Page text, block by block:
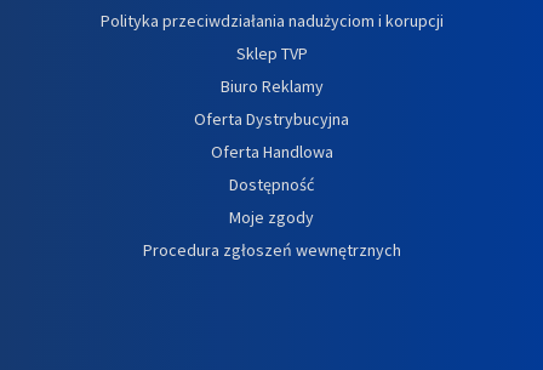
Polityka przeciwdziałania nadużyciom i korupcji
Sklep TVP
Biuro Reklamy
Oferta Dystrybucyjna
Oferta Handlowa
Dostępność
Moje zgody
Procedura zgłoszeń wewnętrznych